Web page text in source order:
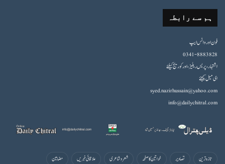
ہم سے رابطہ
فون اورواٹس ایپ
0341-8883828
اشتہار،پریس ریلیز، اور کوریج کیلئے
ای میل کیجئے
syed.nazirhussain@yahoo.com
info@dailychitral.com
تازہ ترین تصاویر خواتین کا صفحہ شعروشاعری علاقائی خبریں
مضامین